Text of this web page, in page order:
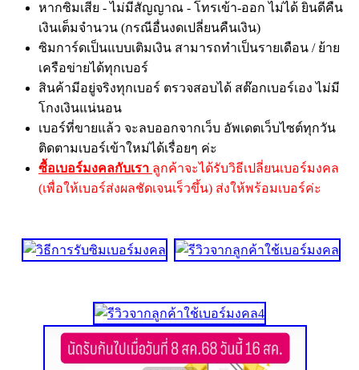
หากซิมเสีย - ไม่มีสัญญาณ - โทรเข้า-ออก ไม่ได้ ยินดีคืน
เงินเต็มจำนวน (กรณีอื่นงดเปลี่ยนคืนเงิน)
ซิมการ์ดเป็นแบบเติมเงิน สามารถทำเป็นรายเดือน / ย้าย
เครือข่ายได้ทุกเบอร์
สินค้ามีอยู่จริงทุกเบอร์ ตรวจสอบได้ สต๊อกเบอร์เอง ไม่มี
โกงเงินแน่นอน
เบอร์ที่ขายแล้ว จะลบออกจากเว็บ อัพเดตเว็บไซต์ทุกวัน
ติดตามเบอร์เข้าใหม่ได้เรื่อยๆ ค่ะ
ซื้อเบอร์มงคลกับเรา ลูกค้าจะได้รับวิธีเปลี่ยนเบอร์มงคล
(เพื่อให้เบอร์ส่งผลชัดเจนเร็วขึ้น) ส่งให้พร้อมเบอร์ค่ะ